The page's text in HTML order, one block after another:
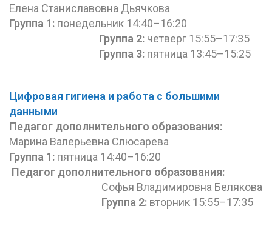
Елена Станиславовна Дьячкова
Группа 1: понедельник 14:40–16:20
Группа 2: четверг 15:55–17:35
Группа 3: пятница 13:45–15:25
Цифровая гигиена и работа с большими
данными
Педагог дополнительного образования:
Марина Валерьевна Слюсарева
Группа 1: пятница 14:40–16:20
Педагог дополнительного образования:
Софья Владимировна Белякова
Группа 2: вторник 15:55–17:35